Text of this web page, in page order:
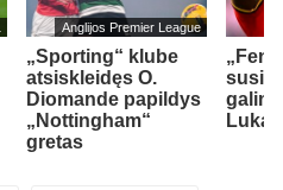
Anglijos Premier League
„Sporting“ klube
atsiskleidęs O.
Diomande papildys
„Nottingham“
gretas